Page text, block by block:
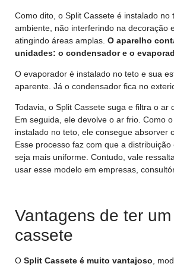
Como dito, o Split Cassete é instalado no
ambiente, não interferindo na decoração
atingindo áreas amplas. O aparelho
unidades: o condensador e o
O evaporador é instalado no teto e sua
aparente. Já o condensador fica no
Todavia, o Split Cassete suga e filtra o ar
Em seguida, ele devolve o ar frio. Como
instalado no teto, ele consegue absorver
Esse processo faz com que a
seja mais uniforme. Contudo, vale
usar esse modelo em empresas,
Vantagens de ter
cassete
O Split Cassete é muito vantajoso ,